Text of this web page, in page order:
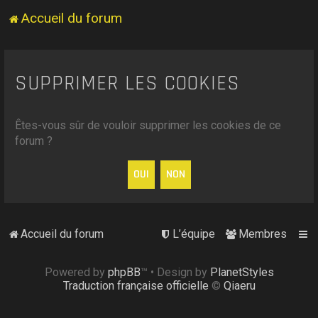
Accueil du forum
SUPPRIMER LES COOKIES
Êtes-vous sûr de vouloir supprimer les cookies de ce
forum ?
Accueil du forum Membres
L’équipe
Powered by phpBB™ • Design by PlanetStyles
Traduction française officielle © Qiaeru